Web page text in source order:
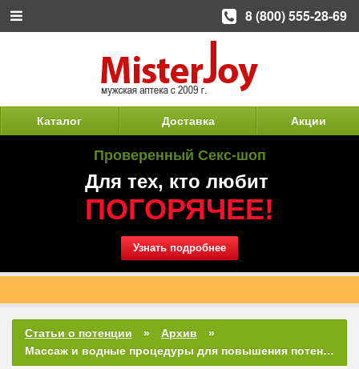
Каталог Доставка Акции
Проверенный Секс-шоп
Для тех, кто любит
ПОГОРЯЧЕЕ!
Узнать подробнее
Статьи о потенции
Архив
Массаж и водные процедуры для повышения потенции
8 (800) 555-28-69